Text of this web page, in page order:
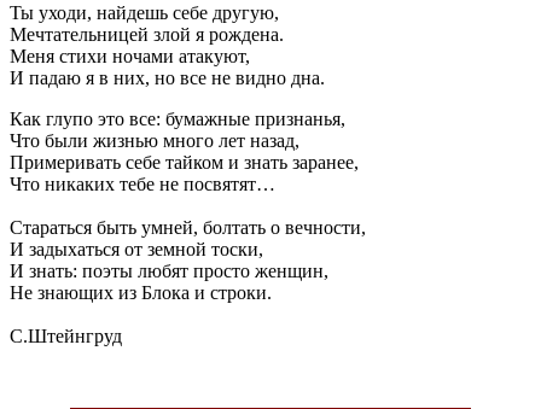
Ты уходи, найдешь себе другую,
Мечтательницей злой я рождена.
Меня стихи ночами атакуют,
И падаю я в них, но все не видно дна.
Как глупо это все: бумажные признанья,
Что были жизнью много лет назад,
Примеривать себе тайком и знать заранее,
Что никаких тебе не посвятят…
Стараться быть умней, болтать о вечности,
И задыхаться от земной тоски,
И знать: поэты любят просто женщин,
Не знающих из Блока и строки.
С.Штейнгруд